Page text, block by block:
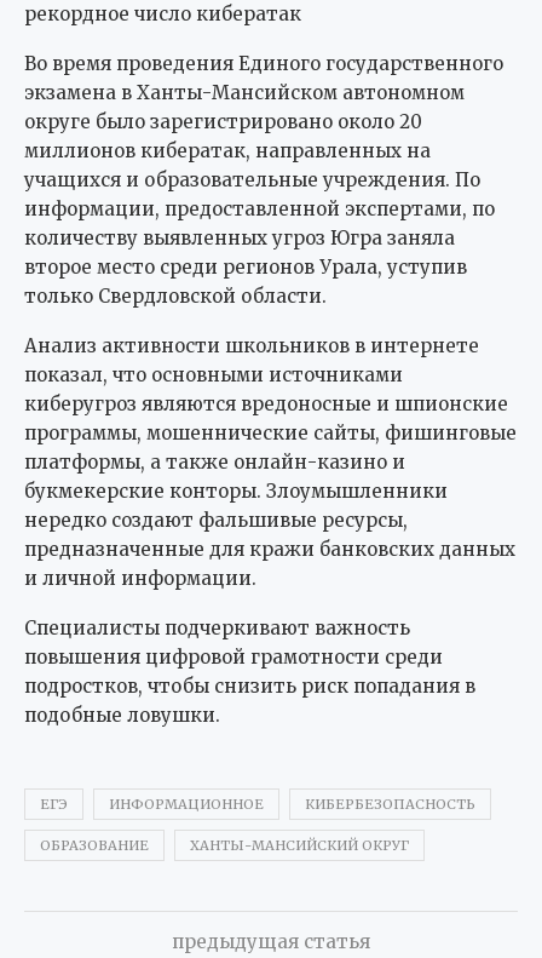
рекордное число кибератак
Во время проведения Единого государственного
экзамена в Ханты-Мансийском автономном
округе было зарегистрировано около 20
миллионов кибератак, направленных на
учащихся и образовательные учреждения. По
информации, предоставленной экспертами, по
количеству выявленных угроз Югра заняла
второе место среди регионов Урала, уступив
только Свердловской области.
Анализ активности школьников в интернете
показал, что основными источниками
киберугроз являются вредоносные и шпионские
программы, мошеннические сайты, фишинговые
платформы, а также онлайн-казино и
букмекерские конторы. Злоумышленники
нередко создают фальшивые ресурсы,
предназначенные для кражи банковских данных
и личной информации.
Специалисты подчеркивают важность
повышения цифровой грамотности среди
подростков, чтобы снизить риск попадания в
подобные ловушки.
ЕГЭ ИНФОРМАЦИОННОЕ КИБЕРБЕЗОПАСНОСТЬ
ОБРАЗОВАНИЕ ХАНТЫ-МАНСИЙСКИЙ ОКРУГ
предыдущая статья